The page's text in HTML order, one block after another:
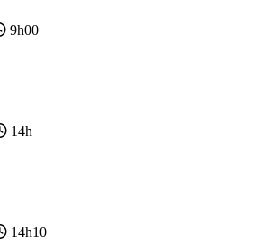
9h00
14h
14h10